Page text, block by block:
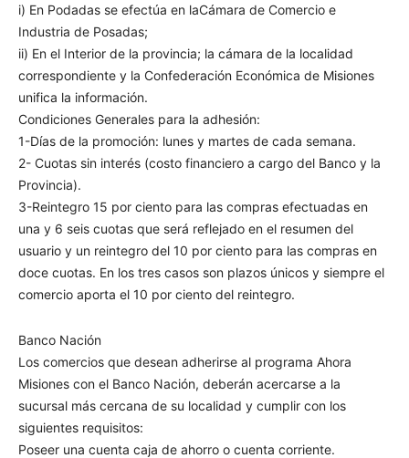
i) En Podadas se efectúa en laCámara de Comercio e
Industria de Posadas;
ii) En el Interior de la provincia; la cámara de la localidad
correspondiente y la Confederación Económica de Misiones
unifica la información.
Condiciones Generales para la adhesión:
1-Días de la promoción: lunes y martes de cada semana.
2- Cuotas sin interés (costo financiero a cargo del Banco y la
Provincia).
3-Reintegro 15 por ciento para las compras efectuadas en
una y 6 seis cuotas que será reflejado en el resumen del
usuario y un reintegro del 10 por ciento para las compras en
doce cuotas. En los tres casos son plazos únicos y siempre el
comercio aporta el 10 por ciento del reintegro.
Banco Nación
Los comercios que desean adherirse al programa Ahora
Misiones con el Banco Nación, deberán acercarse a la
sucursal más cercana de su localidad y cumplir con los
siguientes requisitos:
Poseer una cuenta caja de ahorro o cuenta corriente.